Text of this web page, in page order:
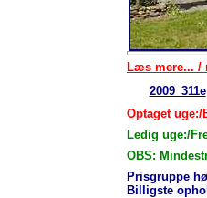
Læs mere... /
2009_311e
Optaget uge:/
Ledig uge:/
OBS:
Prisgruppe
Billigste